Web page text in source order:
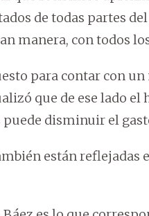
de todas partes
manera, con todos
para contar con
que de ese lado el
disminuir el
están